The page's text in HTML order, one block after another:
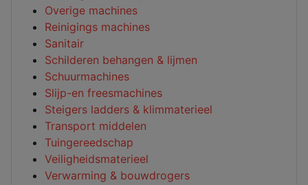
Overige machines
Reinigings machines
Sanitair
Schilderen behangen & lijmen
Schuurmachines
Slijp-en freesmachines
Steigers ladders & klimmaterieel
Transport middelen
Tuingereedschap
Veiligheidsmaterieel
Verwarming & bouwdrogers